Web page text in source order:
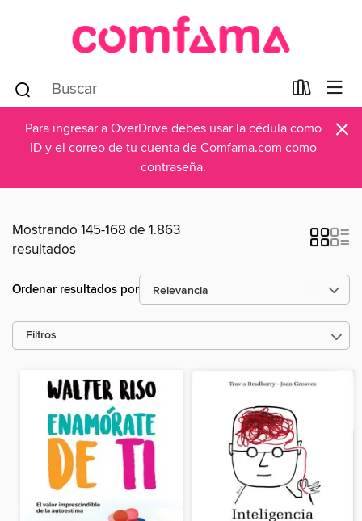
Para ingresar a OverDrive debes usar la cédula como
ID y el correo de tu cuenta de Comfama.com como
contraseña.
×
Mostrando 145-168 de 1.863
resultados
Ordenar resultados por
Filtros